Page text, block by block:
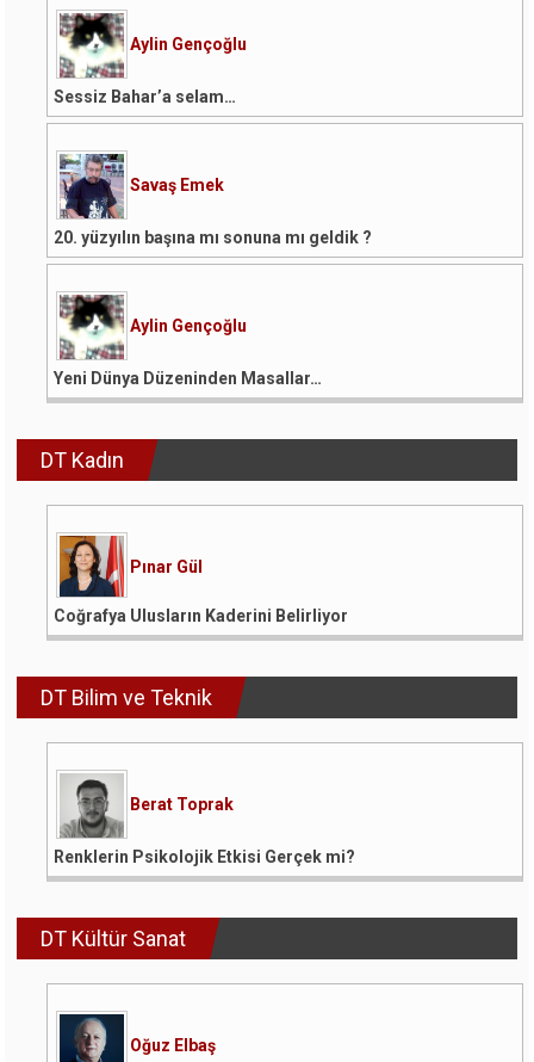
Aylin Gençoğlu
Sessiz Bahar’a selam…
Savaş Emek
20. yüzyılın başına mı sonuna mı geldik ?
Aylin Gençoğlu
Yeni Dünya Düzeninden Masallar…
DT Kadın
Pınar Gül
Coğrafya Ulusların Kaderini Belirliyor
DT Bilim ve Teknik
Berat Toprak
Renklerin Psikolojik Etkisi Gerçek mi?
DT Kültür Sanat
Oğuz Elbaş